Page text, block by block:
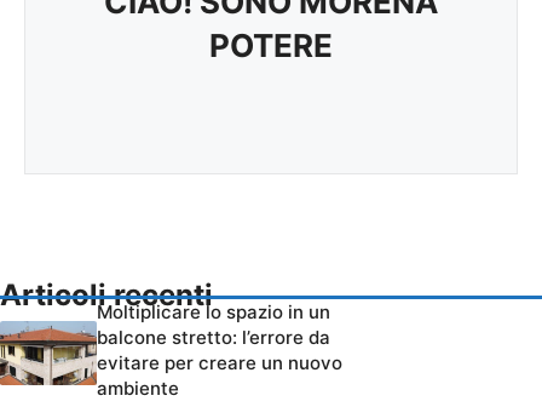
POTERE
Articoli recenti
Moltiplicare lo spazio in un
balcone stretto: l’errore da
evitare per creare un nuovo
ambiente